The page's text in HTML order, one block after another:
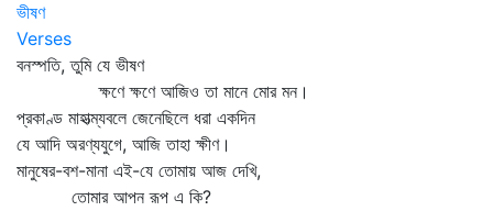
ভীষণ
Verses
বনস্পতি, তুমি যে ভীষণ
ক্ষণে ক্ষণে আজিও তা মানে মোর মন।
প্রকাণ্ড মাহাত্ম্যবলে জেনেছিলে ধরা একদিন
যে আদি অরণ্যযুগে, আজি তাহা ক্ষীণ।
মানুষের-বশ-মানা এই-যে তোমায় আজ দেখি,
তোমার আপন রূপ এ কি?